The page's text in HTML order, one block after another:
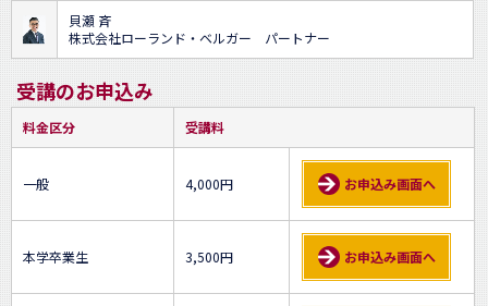
貝瀬 斉
株式会社ローランド・ベルガー パートナー
受講のお申込み
料金区分 受講料
一般 4,000円 お申込み画面へ
本学卒業生 3,500円 お申込み画面へ